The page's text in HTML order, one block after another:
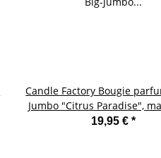
Candle Factory Bougie
Jumbo "Citrus Paradise",
19,95 €*